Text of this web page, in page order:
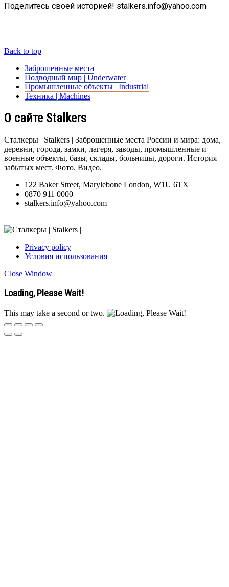
Поделитесь своей историей! stalkers.info@yahoo.com
Back to top
Заброшенные места
Подводный мир | Underwater
Промышленные объекты | Industrial
Техника | Machines
О сайте Stalkers
Сталкеры | Stalkers | Заброшенные места России и мира: дома,
деревни, города, замки, лагеря, заводы, промышленные и
военные объекты, базы, склады, больницы, дороги. История
забытых мест. Фото. Видео.
122 Baker Street, Marylebone London, W1U 6TX
0870 911 0000
stalkers.info@yahoo.com
Privacy policy
Условия использования
Close Window
Loading, Please Wait!
This may take a second or two.